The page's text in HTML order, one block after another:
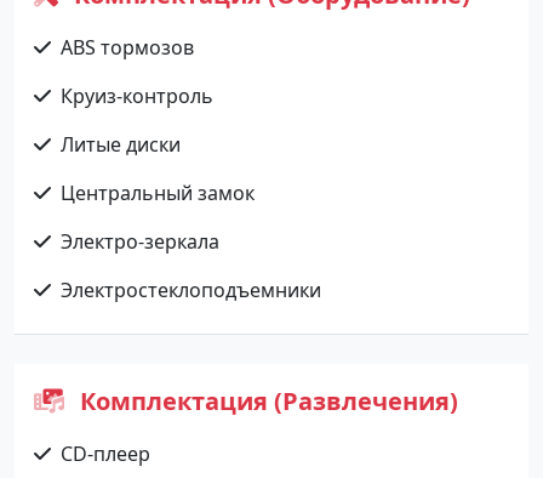
ABS тормозов
Круиз-контроль
Литые диски
Центральный замок
Электро-зеркала
Электростеклоподъемники
Комплектация (Развлечения)
CD-плеер